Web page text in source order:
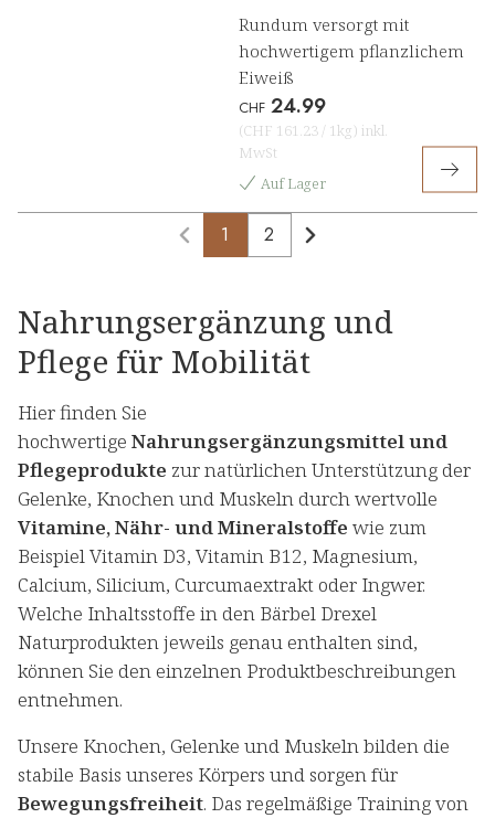
Rundum versorgt mit
hochwertigem pflanzlichem
Eiweiß
CHF 24.99
(CHF 161.23 / 1kg) inkl.
MwSt
Auf Lager
1 2
Nahrungsergänzung und
Pflege für Mobilität
Hier finden Sie
hochwertige Nahrungsergänzungsmittel und
Pflegeprodukte zur natürlichen Unterstützung der
Gelenke, Knochen und Muskeln durch wertvolle
Vitamine, Nähr- und Mineralstoffe wie zum
Beispiel Vitamin D3, Vitamin B12, Magnesium,
Calcium, Silicium, Curcumaextrakt oder Ingwer.
Welche Inhaltsstoffe in den Bärbel Drexel
Naturprodukten jeweils genau enthalten sind,
können Sie den einzelnen Produktbeschreibungen
entnehmen.
Unsere Knochen, Gelenke und Muskeln bilden die
stabile Basis unseres Körpers und sorgen für
Bewegungsfreiheit. Das regelmäßige Training von